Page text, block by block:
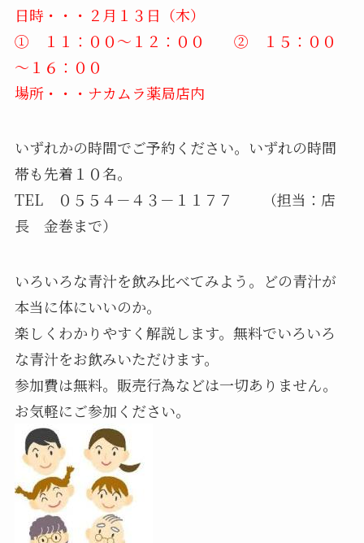
日時・・・２月１３日（木）
① １１：００～１２：００ ② １５：００
～１６：００
場所・・・ナカムラ薬局店内
いずれかの時間でご予約ください。いずれの時間
帯も先着１０名。
TEL ０５５４－４３－１１７７ （担当：店
長 金巻まで）
いろいろな青汁を飲み比べてみよう。どの青汁が
本当に体にいいのか。
楽しくわかりやすく解説します。無料でいろいろ
な青汁をお飲みいただけます。
参加費は無料。販売行為などは一切ありません。
お気軽にご参加ください。